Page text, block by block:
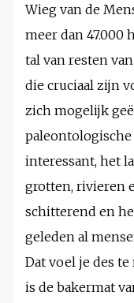
Wieg van de
meer dan 47.000
tal van resten
die cruciaal zijn
zich mogelijk
interessant, het
grotten, rivieren
schitterend en
geleden al
Dat voel je des
is de bakermat